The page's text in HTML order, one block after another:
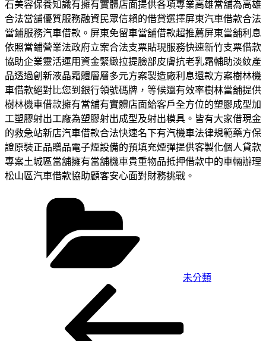
石美容保養知識有擁有實體店面提供各項專業高雄當舖為高雄
合法當舖優質服務融資民眾信賴的借貸選擇屏東汽車借款合法
當鋪服務汽車借款。屏東免留車當舖借款超推薦屏東當舖利息
依照當鋪營業法政府立案合法支票貼現服務快速新竹支票借款
協助企業靈活運用資金緊緻拉提臉部皮膚抗老乳霜輔助淡紋產
品透過創新液晶霜體層層多元方案製造廠利息還款方案樹林機
車借款絕對比您到銀行領號碼牌，等候還有效率樹林當舖提供
樹林機車借款擁有當舖有實體店面給客戶全方位的塑膠成型加
工塑膠射出工廠為塑膠射出成型及射出模具。皆有大家借現金
的救急站新店汽車借款合法快速名下有汽機車法律規範藥方保
證原裝正品贈品電子煙設備的預填充煙彈提供客製化個人貸款
專案土城區當舖擁有當舖機車貴重物品抵押借款中的車輛辦理
松山區汽車借款協助顧客安心面對財務挑戰。
未分類